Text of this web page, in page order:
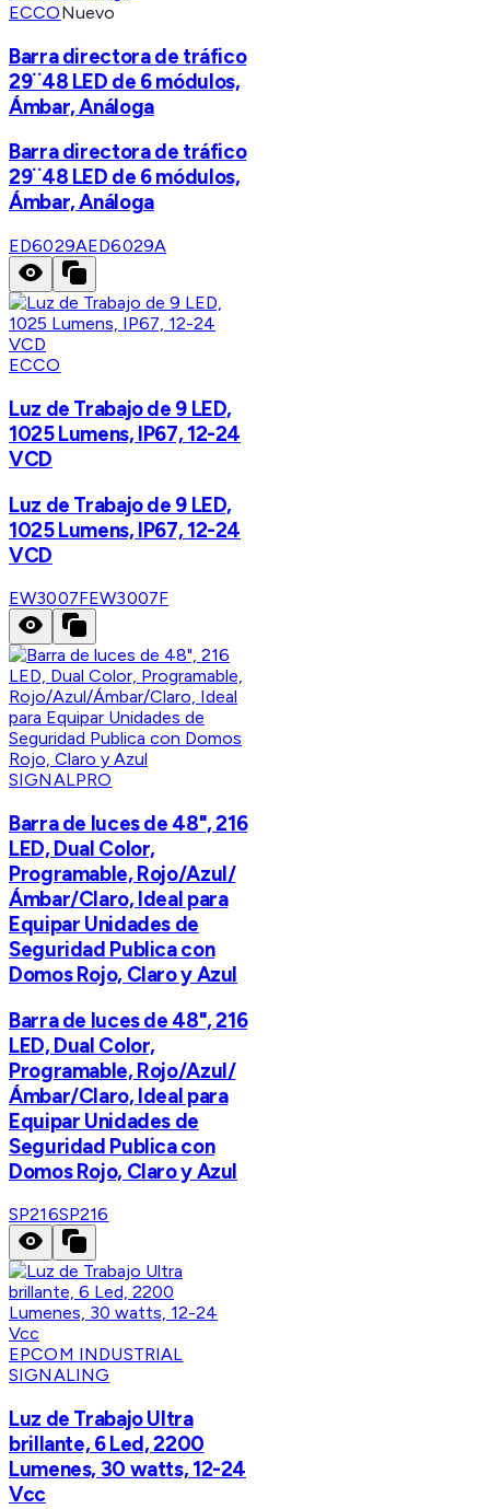
ECCONuevo
Barra directora de tráfico
29¨48 LED de 6 módulos,
Ámbar, Análoga
Barra directora de tráfico
29¨48 LED de 6 módulos,
Ámbar, Análoga
ED6029AED6029A
ECCO
Luz de Trabajo de 9 LED,
1025 Lumens, IP67, 12-24
VCD
Luz de Trabajo de 9 LED,
1025 Lumens, IP67, 12-24
VCD
EW3007FEW3007F
SIGNALPRO
Barra de luces de 48", 216
LED, Dual Color,
Programable, Rojo/Azul/
Ámbar/Claro, Ideal para
Equipar Unidades de
Seguridad Publica con
Domos Rojo, Claro y Azul
Barra de luces de 48", 216
LED, Dual Color,
Programable, Rojo/Azul/
Ámbar/Claro, Ideal para
Equipar Unidades de
Seguridad Publica con
Domos Rojo, Claro y Azul
SP216SP216
EPCOM INDUSTRIAL
SIGNALING
Luz de Trabajo Ultra
brillante, 6 Led, 2200
Lumenes, 30 watts, 12-24
Vcc